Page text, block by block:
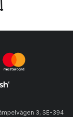
3, SE-394